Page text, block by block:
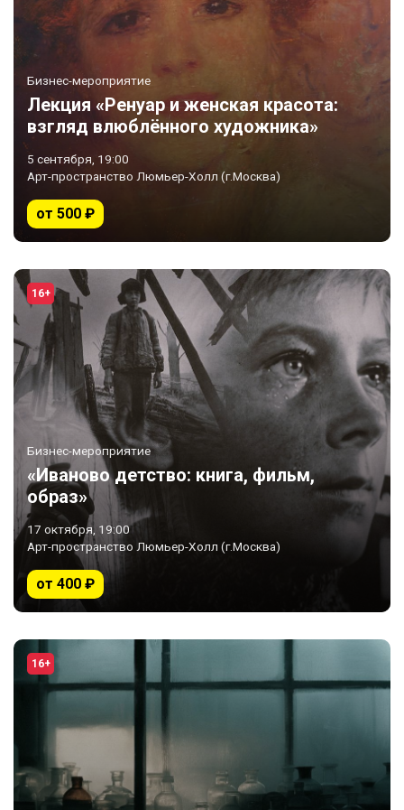
Бизнес-мероприятие
Лекция «Ренуар и женская красота:
взгляд влюблённого художника»
5 сентября, 19:00
Арт-пространство Люмьер-Холл (г.Москва)
от 500 ₽
16+
Бизнес-мероприятие
«Иваново детство: книга, фильм,
образ»
17 октября, 19:00
Арт-пространство Люмьер-Холл (г.Москва)
от 400 ₽
16+